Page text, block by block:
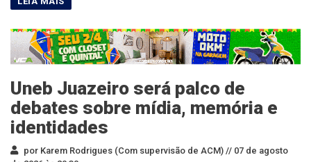
Uneb Juazeiro será palco de
debates sobre mídia, memória e
identidades
por Karem Rodrigues (Com supervisão de ACM) // 07 de agosto